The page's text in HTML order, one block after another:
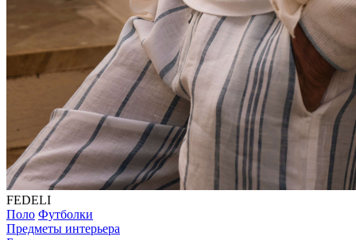
FEDELI
Поло Футболки
Предметы интерьера